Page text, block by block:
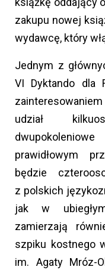
zakupu nowej
wydawcę, który
Jednym z
VI Dyktando dla
udział
prawidłowym
będzie
z polskich
jak w
zamierzają
szpiku kostnego
im. Agaty Mróz-